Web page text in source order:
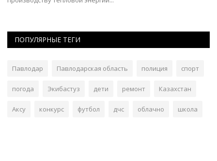
ПОПУЛЯРНЫЕ ТЕГИ
Павлодар Павлодарская область полиция спорт
погода Экибастуз дети ремонт Казахстан
Аксу конкурс футбол дчс облачно школа